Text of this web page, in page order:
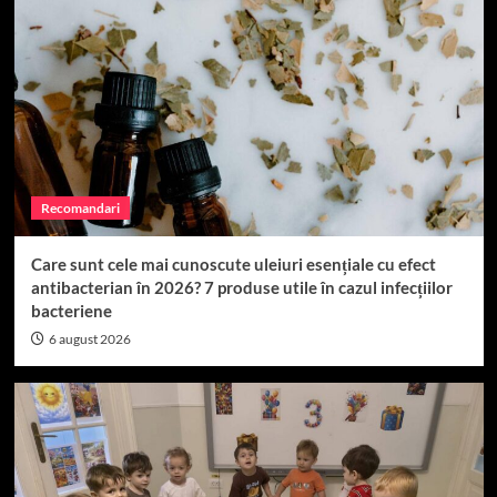
4
Top 15
Cum sa construiesti o echipa de succes
5
Top 15
Când se seamănă porumbul: Perioada ideală în
România
Top 15
Top 15 Magazine Online de Suplimente
Producătorii Plastika Kritis și Geo Polska: ce
trebuie să știi despre calitatea foliilor solare
premium
Recomandari
Care sunt cele mai cunoscute uleiuri esențiale cu efect
antibacterian în 2026? 7 produse utile în cazul infecțiilor
bacteriene
6 august 2026